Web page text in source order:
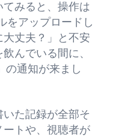
みると、操作は
をアップロードし
丈夫？」と不安
んでいる間に、
の通知が来まし
た記録が全部そ
トや、視聴者が